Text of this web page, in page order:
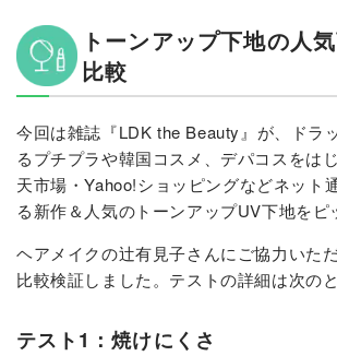
トーンアップ下地の人
比較
今回は雑誌『LDK the Beauty』が、ドラ
るプチプラや韓国コスメ、デパコスをは
天市場・Yahoo!ショッピングなどネット
る新作＆人気のトーンアップUV下地をピ
ヘアメイクの辻有見子さんにご協力いた
比較検証しました。テストの詳細は次のと
テスト1：焼けにくさ